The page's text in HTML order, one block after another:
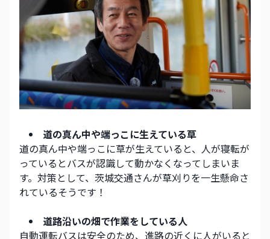
道の真ん中や端っこに生えている草
道の真ん中や端っこに草が生えていると、人が寝転が
っているとバスが認識して動かなくなってしまいま
す。対策として、茨城交通さんが草刈りを一生懸命さ
れているそうです！
道路沿いの畑で作業をしている人
自動運転バスは安全のため、進路の近くに人がいると